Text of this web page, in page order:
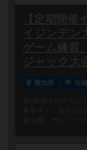
【定期開催
イジンデン
ゲーム練習
ジャック大
愛知県 安
&lt;開催中のイベン
募集中！！毎月1
週金曜 カジノゲー